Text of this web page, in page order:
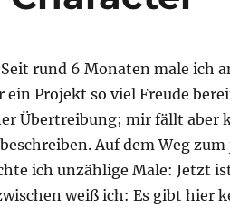
rund 6 Monaten male ich
ein Projekt so viel Freude
Übertreibung; mir fällt aber
Auf dem Weg
ich unzählige Male: Jetzt
weiß ich: Es gibt hier